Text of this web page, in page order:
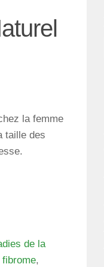
la femme
taille des
de la
,